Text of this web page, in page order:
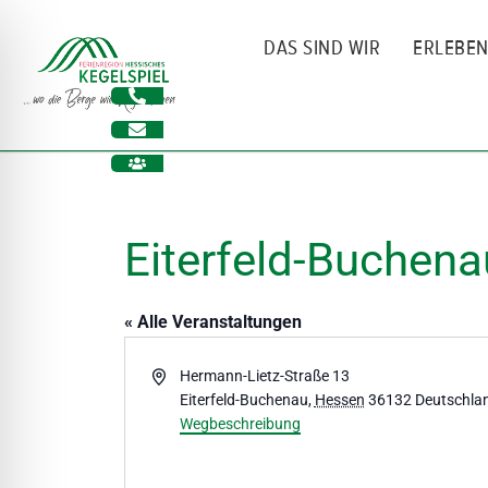
springen
DAS SIND WIR ERLEBEN
Eiterfeld-
« Alle Veranstaltungen
AdresseHermann-Lietz-Straße 13
Eiterfeld-Buchenau, Hessen 36132
Wegbeschreibung